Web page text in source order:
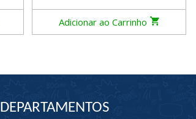
Adicionar ao Carrinho
DEPARTAMENTOS